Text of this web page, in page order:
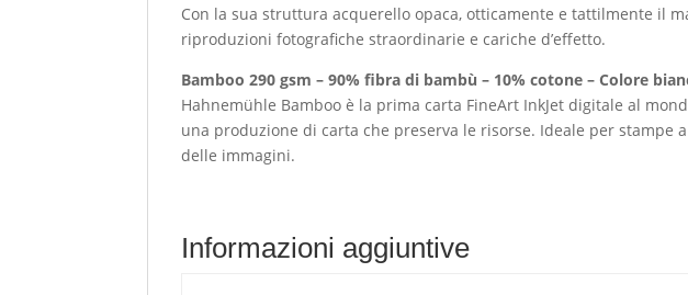
Con la sua struttura acquerello opaca, otticamente e tattilmente il
riproduzioni fotografiche straordinarie e cariche d’effetto.
Bamboo 290 gsm – 90% fibra di bambù – 10% cotone – Colore
Hahnemühle Bamboo è la prima carta FineArt InkJet digitale al
una produzione di carta che preserva le risorse. Ideale per stampe
delle immagini.
Informazioni aggiuntive